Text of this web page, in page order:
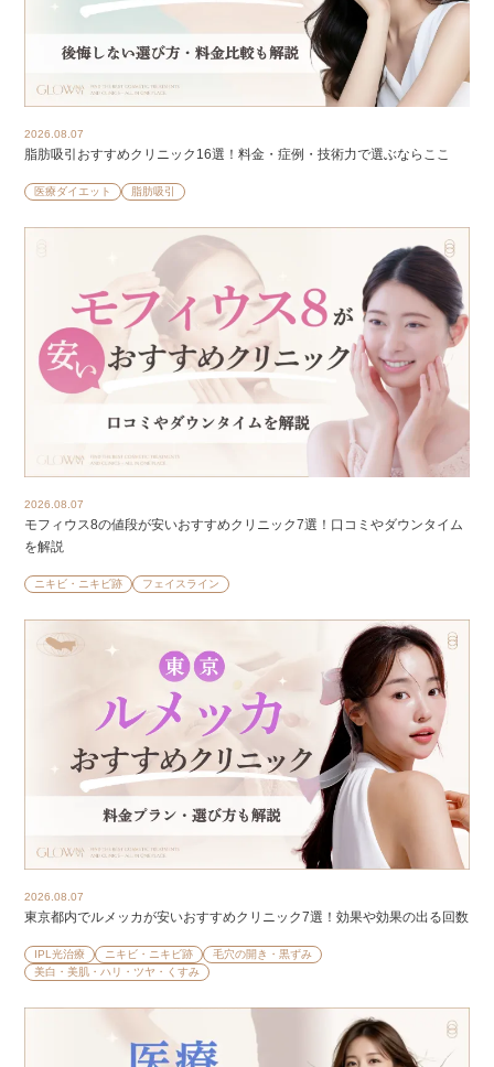
2026.08.07
脂肪吸引おすすめクリニック16選！料金・症例・技術力で選ぶならここ
医療ダイエット 脂肪吸引
2026.08.07
モフィウス8の値段が安いおすすめクリニック7選！口コミやダウンタイム
を解説
ニキビ・ニキビ跡 フェイスライン
2026.08.07
東京都内でルメッカが安いおすすめクリニック7選！効果や効果の出る回数
IPL光治療 ニキビ・ニキビ跡
毛穴の開き・黒ずみ
美白・美肌・ハリ・ツヤ・くすみ